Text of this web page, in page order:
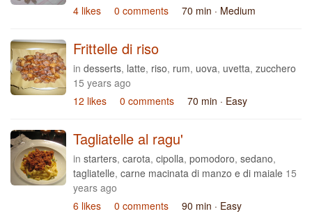
4 likes
0 comments 70 min · Medium
Frittelle di riso
in desserts, latte, riso, rum, uova, uvetta, zucchero
15 years ago
12 likes
0 comments 70 min · Easy
Tagliatelle al ragu'
in starters, carota, cipolla, pomodoro, sedano,
tagliatelle, carne macinata di manzo e di maiale 15
years ago
6 likes
0 comments 90 min · Easy